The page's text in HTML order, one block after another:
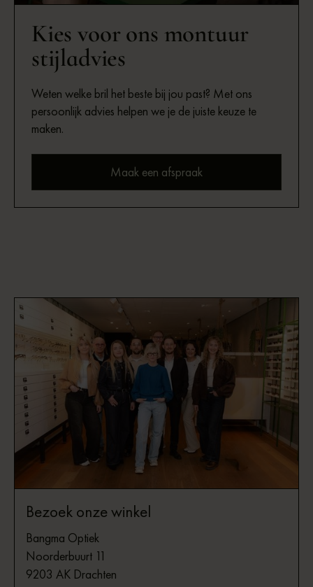
Kies voor ons montuur
stijladvies
Weten welke bril het beste bij jou past? Met ons
persoonlijk advies helpen we je de juiste keuze te
maken.
Maak een afspraak
Bezoek onze winkel
Bangma Optiek
Noorderbuurt 11
9203 AK Drachten